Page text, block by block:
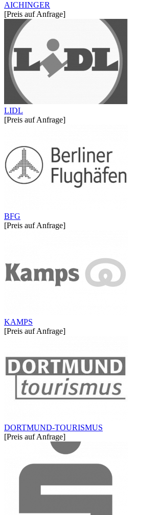
AICHINGER
[Preis auf Anfrage]
LIDL
[Preis auf Anfrage]
BFG
[Preis auf Anfrage]
KAMPS
[Preis auf Anfrage]
DORTMUND-TOURISMUS
[Preis auf Anfrage]